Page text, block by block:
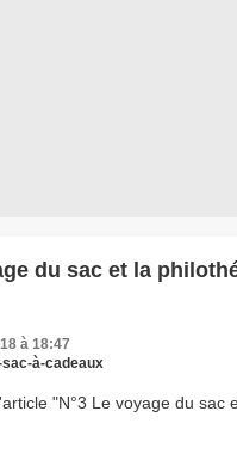
du sac et la
à 18:47
sac-à-cadeaux